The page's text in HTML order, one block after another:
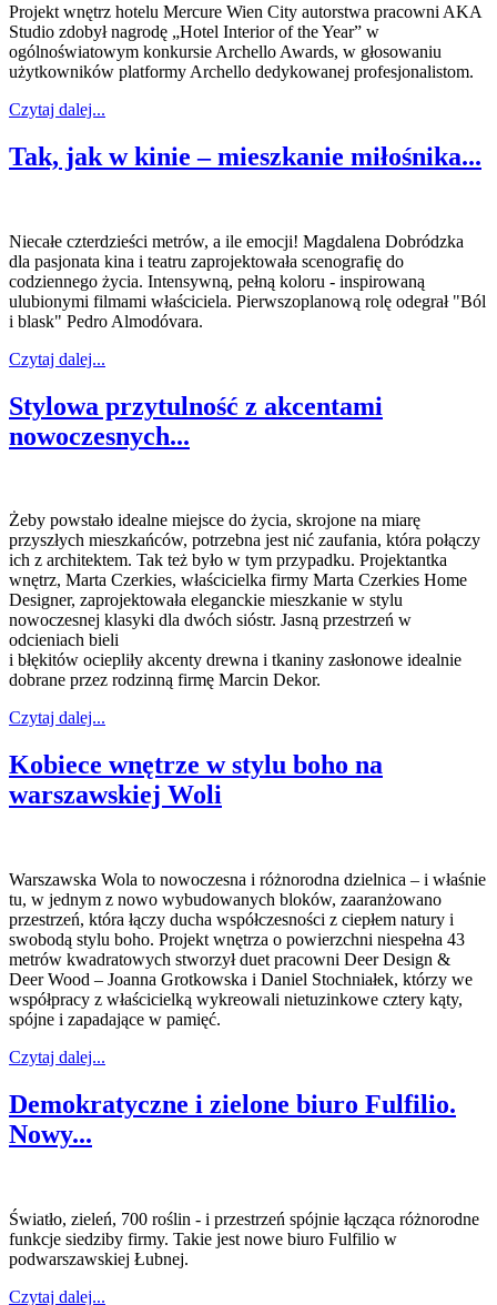
Projekt wnętrz hotelu Mercure Wien City autorstwa pracowni AKA
Studio zdobył nagrodę „Hotel Interior of the Year” w
ogólnoświatowym konkursie Archello Awards, w głosowaniu
użytkowników platformy Archello dedykowanej profesjonalistom.
Czytaj dalej...
Tak, jak w kinie – mieszkanie miłośnika...
Niecałe czterdzieści metrów, a ile emocji! Magdalena Dobródzka
dla pasjonata kina i teatru zaprojektowała scenografię do
codziennego życia. Intensywną, pełną koloru - inspirowaną
ulubionymi filmami właściciela. Pierwszoplanową rolę odegrał "Ból
i blask" Pedro Almodóvara.
Czytaj dalej...
Stylowa przytulność z akcentami
nowoczesnych...
Żeby powstało idealne miejsce do życia, skrojone na miarę
przyszłych mieszkańców, potrzebna jest nić zaufania, która połączy
ich z architektem. Tak też było w tym przypadku. Projektantka
wnętrz, Marta Czerkies, właścicielka firmy Marta Czerkies Home
Designer, zaprojektowała eleganckie mieszkanie w stylu
nowoczesnej klasyki dla dwóch sióstr. Jasną przestrzeń w
odcieniach bieli
i błękitów ociepliły akcenty drewna i tkaniny zasłonowe idealnie
dobrane przez rodzinną firmę Marcin Dekor.
Czytaj dalej...
Kobiece wnętrze w stylu boho na
warszawskiej Woli
Warszawska Wola to nowoczesna i różnorodna dzielnica – i właśnie
tu, w jednym z nowo wybudowanych bloków, zaaranżowano
przestrzeń, która łączy ducha współczesności z ciepłem natury i
swobodą stylu boho. Projekt wnętrza o powierzchni niespełna 43
metrów kwadratowych stworzył duet pracowni Deer Design &
Deer Wood – Joanna Grotkowska i Daniel Stochniałek, którzy we
współpracy z właścicielką wykreowali nietuzinkowe cztery kąty,
spójne i zapadające w pamięć.
Czytaj dalej...
Demokratyczne i zielone biuro Fulfilio.
Nowy...
Światło, zieleń, 700 roślin - i przestrzeń spójnie łącząca różnorodne
funkcje siedziby firmy. Takie jest nowe biuro Fulfilio w
podwarszawskiej Łubnej.
Czytaj dalej...